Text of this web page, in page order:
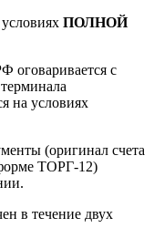
ПОЛНОЙ
оговаривается с
на условиях
(оригинал счета
ТОРГ-12)
в течение двух